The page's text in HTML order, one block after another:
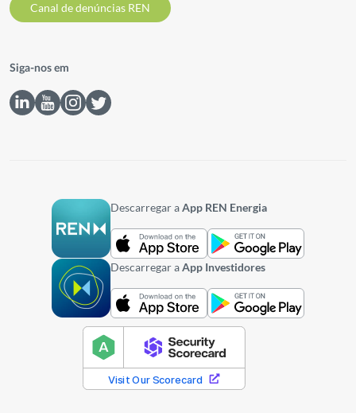
Canal de denúncias REN
Siga-nos em
Descarregar aApp REN Energia
Descarregar aApp Investidores